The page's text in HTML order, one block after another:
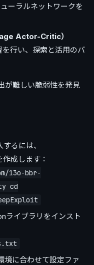
ーラルネットワークを
Actor-Critic）
行い、探索と活用のバ
が難しい脆弱性を発見
るには、
成します：
13o-bbr-
cd
ライブラリをインスト
境に合わせて設定ファ